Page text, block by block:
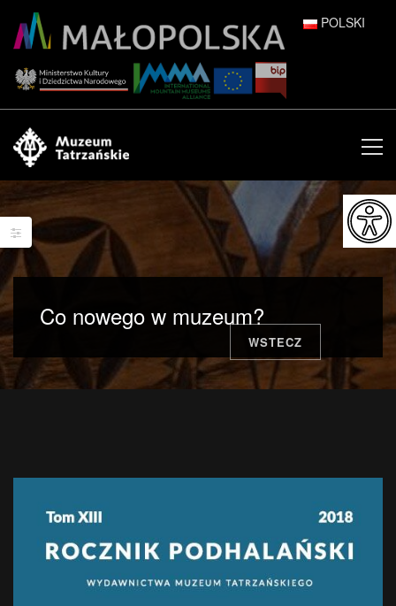
POLSKI
ENGLISH
ESPAÑOL
FRANÇAIS
ITALIANO
日本語
Co nowego w muzeum?
WSTECZ